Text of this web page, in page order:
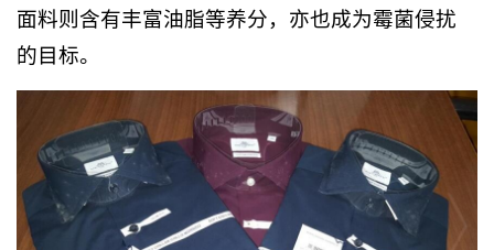
面料则含有丰富油脂等养分，亦也成为霉菌侵扰
的目标。